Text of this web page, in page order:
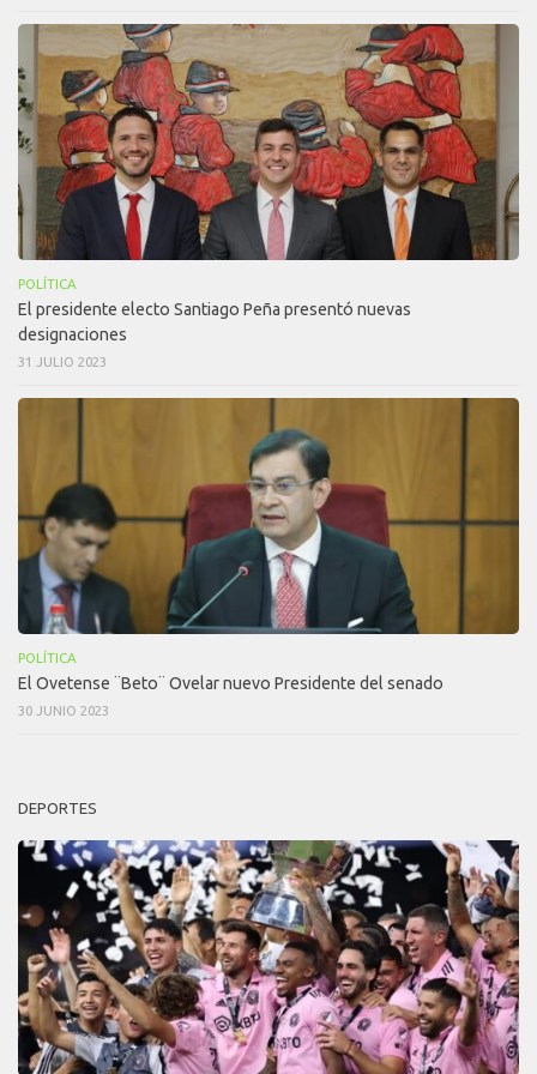
POLÍTICA
El presidente electo Santiago Peña presentó nuevas
designaciones
31 JULIO 2023
POLÍTICA
El Ovetense ¨Beto¨ Ovelar nuevo Presidente del senado
30 JUNIO 2023
DEPORTES